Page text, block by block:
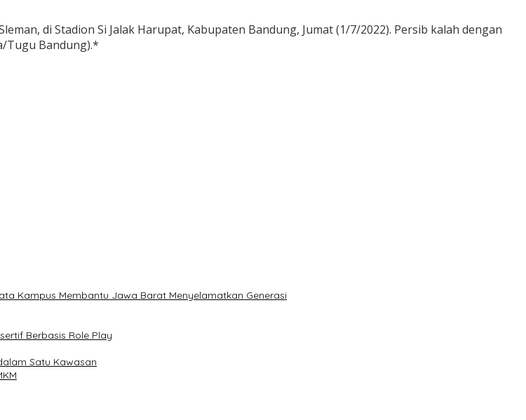
di Stadion Si Jalak Harupat, Kabupaten Bandung, Jumat (1/7/2022). Persib kalah dengan
Tugu Bandung).*
Kampus Membantu Jawa Barat Menyelamatkan Generasi
Berbasis Role Play
Satu Kawasan